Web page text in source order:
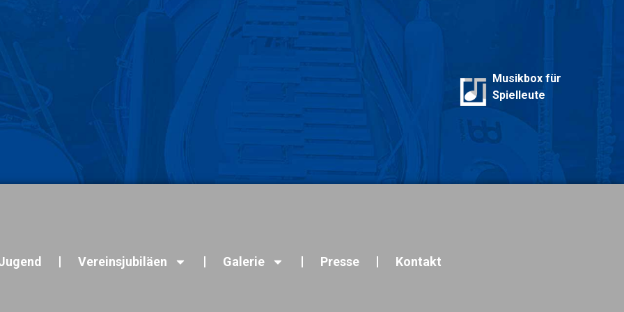
Musikbox für
Spielleute
Vereinsjubiläen Galerie Presse Kontakt